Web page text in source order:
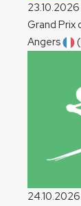
23.10.2026
Grand Prix
Angers
24.10.2026